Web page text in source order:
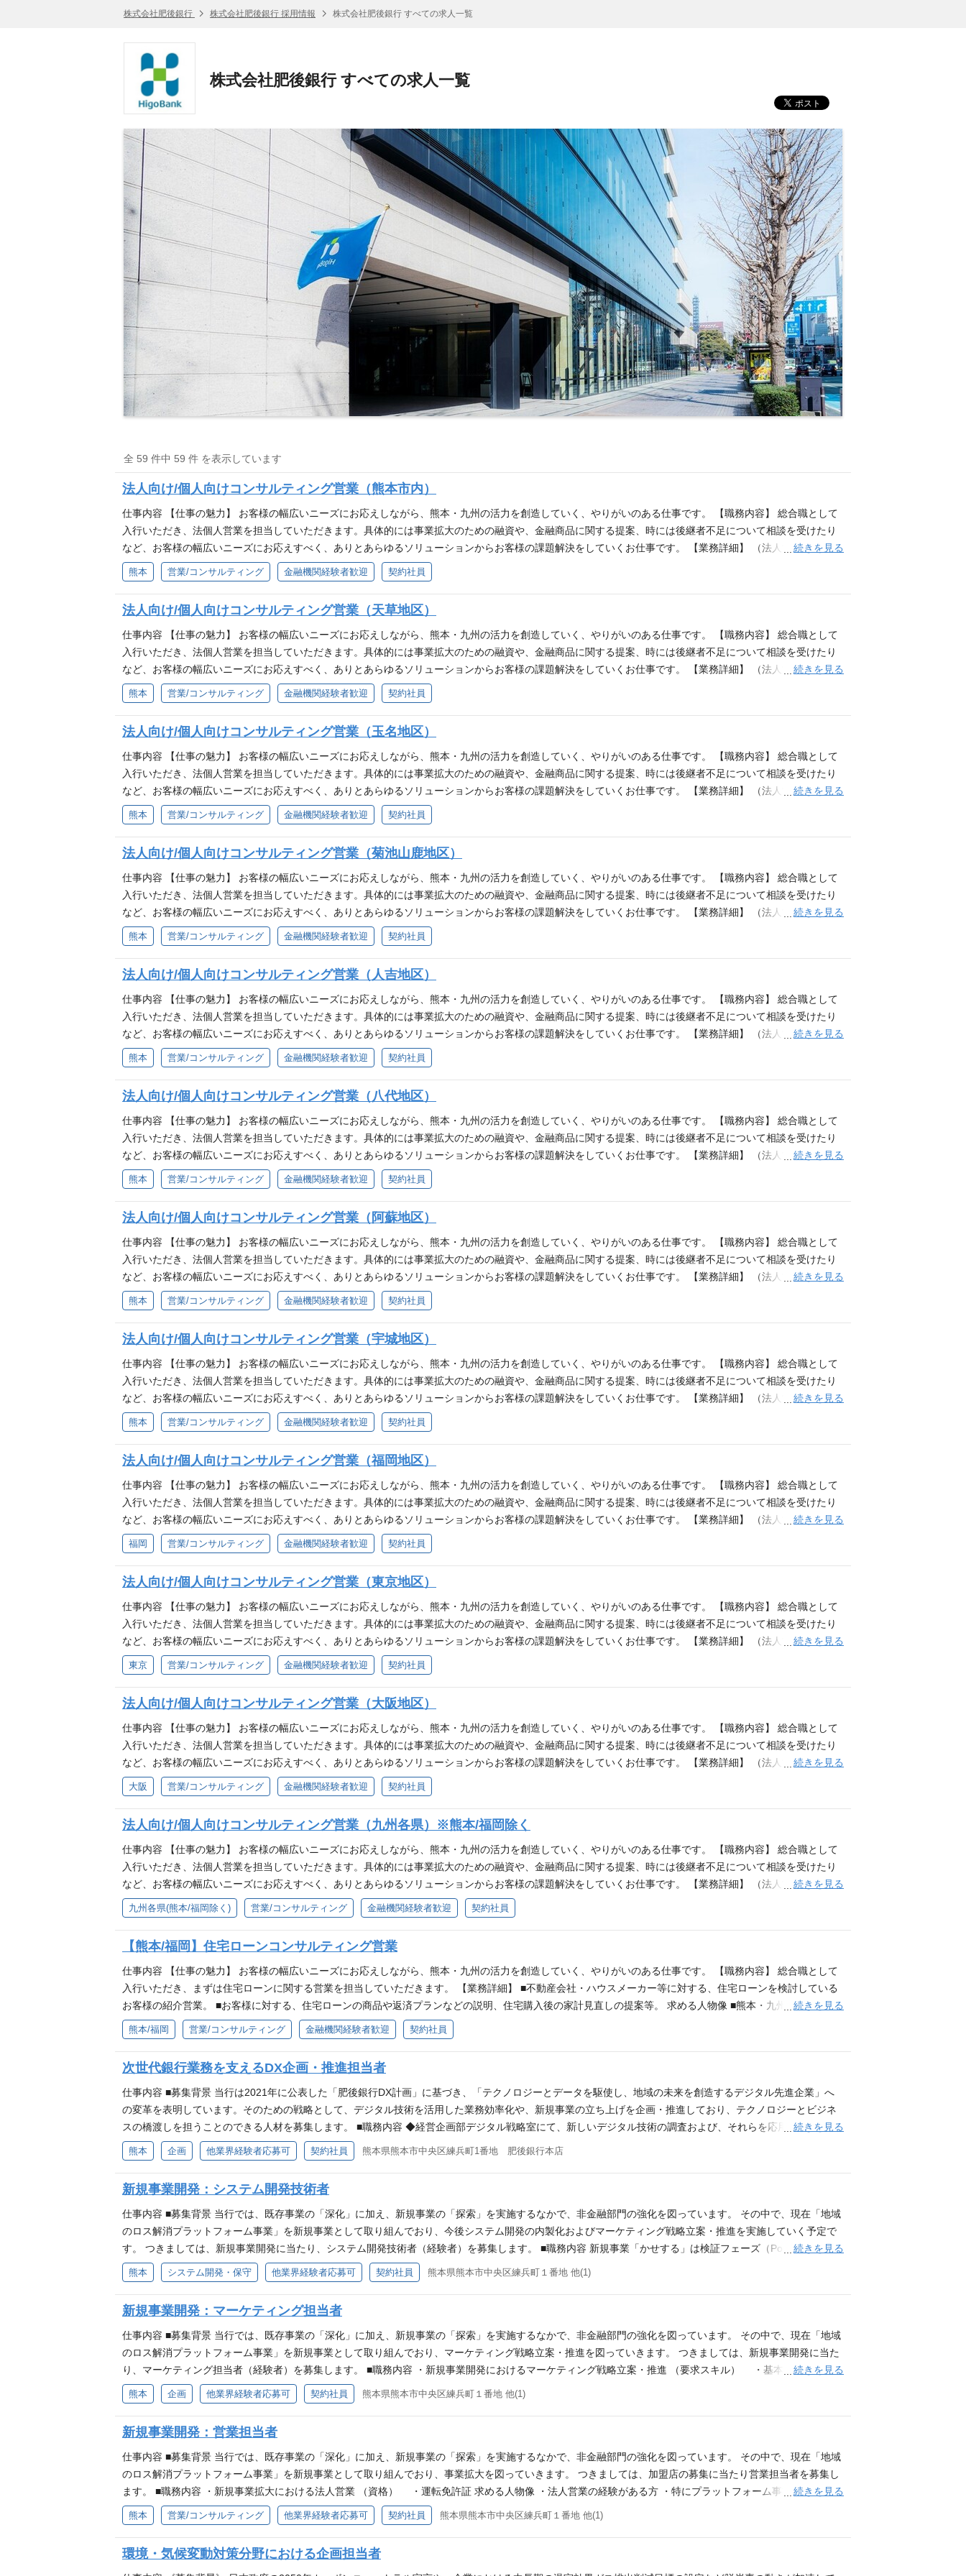
株式会社肥後銀行 株式会社肥後銀行 採用情報 株式会社肥後銀行 すべての求人一覧
株式会社肥後銀行 すべての求人一覧
全 59 件中 59 件 を表示しています
法人向け/個人向けコンサルティング営業（熊本市内）
仕事内容 【仕事の魅力】 お客様の幅広いニーズにお応えしながら、熊本・九州の活力を創造していく、やりがいのある仕事です。 【職務内容】 総合職として
入行いただき、法個人営業を担当していただきます。具体的には事業拡大のための融資や、金融商品に関する提案、時には後継者不足について相談を受けたり
など、お客様の幅広いニーズにお応えすべく、ありとあらゆるソリューションからお客様の課題解決をしていくお仕事です。 【業務詳細】 （法人営業) ■中小
企業に対する融資・外為・為替・預金取引の推進。 ■貸出先の財務分析、案件稟議作成、コンサルティング提案等の与信業務。 ■法人オーナー、地権者等への預
貸金営業・M＆Aや事業承継等のコンサルティング提案業務。 （個人営業） ■預り資産営業（預金獲得、口座開設 等） ■投資信託・生命保険・年金保険等の販
求める人物像 ■熊本・九州を元気にしたい方 ■時代の変化に柔軟に対応できる方 ■これまでに培った経験、スキルを発信できる方 ■成長意欲の高い方
続きを見る
熊本 営業/コンサルティング 金融機関経験者歓迎 契約社員
法人向け/個人向けコンサルティング営業（天草地区）
仕事内容 【仕事の魅力】 お客様の幅広いニーズにお応えしながら、熊本・九州の活力を創造していく、やりがいのある仕事です。 【職務内容】 総合職として
入行いただき、法個人営業を担当していただきます。具体的には事業拡大のための融資や、金融商品に関する提案、時には後継者不足について相談を受けたり
など、お客様の幅広いニーズにお応えすべく、ありとあらゆるソリューションからお客様の課題解決をしていくお仕事です。 【業務詳細】 （法人営業) ■中小
企業に対する融資・外為・為替・預金取引の推進。 ■貸出先の財務分析、案件稟議作成、コンサルティング提案等の与信業務。 ■法人オーナー、地権者等への預
貸金営業・M＆Aや事業承継等のコンサルティング提案業務。 （個人営業） ■預り資産営業（預金獲得、口座開設 等） ■投資信託・生命保険・年金保険等の販
求める人物像 ■熊本・九州を元気にしたい方 ■時代の変化に柔軟に対応できる方 ■これまでに培った経験、スキルを発信できる方 ■成長意欲の高い方
続きを見る
熊本 営業/コンサルティング 金融機関経験者歓迎 契約社員
法人向け/個人向けコンサルティング営業（玉名地区）
仕事内容 【仕事の魅力】 お客様の幅広いニーズにお応えしながら、熊本・九州の活力を創造していく、やりがいのある仕事です。 【職務内容】 総合職として
入行いただき、法個人営業を担当していただきます。具体的には事業拡大のための融資や、金融商品に関する提案、時には後継者不足について相談を受けたり
など、お客様の幅広いニーズにお応えすべく、ありとあらゆるソリューションからお客様の課題解決をしていくお仕事です。 【業務詳細】 （法人営業) ■中小
企業に対する融資・外為・為替・預金取引の推進。 ■貸出先の財務分析、案件稟議作成、コンサルティング提案等の与信業務。 ■法人オーナー、地権者等への預
貸金営業・M＆Aや事業承継等のコンサルティング提案業務。 （個人営業） ■預り資産営業（預金獲得、口座開設 等） ■投資信託・生命保険・年金保険等の販
求める人物像 ■熊本・九州を元気にしたい方 ■時代の変化に柔軟に対応できる方 ■これまでに培った経験、スキルを発信できる方 ■成長意欲の高い方
続きを見る
熊本 営業/コンサルティング 金融機関経験者歓迎 契約社員
法人向け/個人向けコンサルティング営業（菊池山鹿地区）
仕事内容 【仕事の魅力】 お客様の幅広いニーズにお応えしながら、熊本・九州の活力を創造していく、やりがいのある仕事です。 【職務内容】 総合職として
入行いただき、法個人営業を担当していただきます。具体的には事業拡大のための融資や、金融商品に関する提案、時には後継者不足について相談を受けたり
など、お客様の幅広いニーズにお応えすべく、ありとあらゆるソリューションからお客様の課題解決をしていくお仕事です。 【業務詳細】 （法人営業) ■中小
企業に対する融資・外為・為替・預金取引の推進。 ■貸出先の財務分析、案件稟議作成、コンサルティング提案等の与信業務。 ■法人オーナー、地権者等への預
貸金営業・M＆Aや事業承継等のコンサルティング提案業務。 （個人営業） ■預り資産営業（預金獲得、口座開設 等） ■投資信託・生命保険・年金保険等の販
求める人物像 ■熊本・九州を元気にしたい方 ■時代の変化に柔軟に対応できる方 ■これまでに培った経験、スキルを発信できる方 ■成長意欲の高い方
続きを見る
熊本 営業/コンサルティング 金融機関経験者歓迎 契約社員
法人向け/個人向けコンサルティング営業（人吉地区）
仕事内容 【仕事の魅力】 お客様の幅広いニーズにお応えしながら、熊本・九州の活力を創造していく、やりがいのある仕事です。 【職務内容】 総合職として
入行いただき、法個人営業を担当していただきます。具体的には事業拡大のための融資や、金融商品に関する提案、時には後継者不足について相談を受けたり
など、お客様の幅広いニーズにお応えすべく、ありとあらゆるソリューションからお客様の課題解決をしていくお仕事です。 【業務詳細】 （法人営業) ■中小
企業に対する融資・外為・為替・預金取引の推進。 ■貸出先の財務分析、案件稟議作成、コンサルティング提案等の与信業務。 ■法人オーナー、地権者等への預
貸金営業・M＆Aや事業承継等のコンサルティング提案業務。 （個人営業） ■預り資産営業（預金獲得、口座開設 等） ■投資信託・生命保険・年金保険等の販
求める人物像 ■熊本・九州を元気にしたい方 ■時代の変化に柔軟に対応できる方 ■これまでに培った経験、スキルを発信できる方 ■成長意欲の高い方
続きを見る
熊本 営業/コンサルティング 金融機関経験者歓迎 契約社員
法人向け/個人向けコンサルティング営業（八代地区）
仕事内容 【仕事の魅力】 お客様の幅広いニーズにお応えしながら、熊本・九州の活力を創造していく、やりがいのある仕事です。 【職務内容】 総合職として
入行いただき、法個人営業を担当していただきます。具体的には事業拡大のための融資や、金融商品に関する提案、時には後継者不足について相談を受けたり
など、お客様の幅広いニーズにお応えすべく、ありとあらゆるソリューションからお客様の課題解決をしていくお仕事です。 【業務詳細】 （法人営業) ■中小
企業に対する融資・外為・為替・預金取引の推進。 ■貸出先の財務分析、案件稟議作成、コンサルティング提案等の与信業務。 ■法人オーナー、地権者等への預
貸金営業・M＆Aや事業承継等のコンサルティング提案業務。 （個人営業） ■預り資産営業（預金獲得、口座開設 等） ■投資信託・生命保険・年金保険等の販
求める人物像 ■熊本・九州を元気にしたい方 ■時代の変化に柔軟に対応できる方 ■これまでに培った経験、スキルを発信できる方 ■成長意欲の高い方
続きを見る
熊本 営業/コンサルティング 金融機関経験者歓迎 契約社員
法人向け/個人向けコンサルティング営業（阿蘇地区）
仕事内容 【仕事の魅力】 お客様の幅広いニーズにお応えしながら、熊本・九州の活力を創造していく、やりがいのある仕事です。 【職務内容】 総合職として
入行いただき、法個人営業を担当していただきます。具体的には事業拡大のための融資や、金融商品に関する提案、時には後継者不足について相談を受けたり
など、お客様の幅広いニーズにお応えすべく、ありとあらゆるソリューションからお客様の課題解決をしていくお仕事です。 【業務詳細】 （法人営業) ■中小
企業に対する融資・外為・為替・預金取引の推進。 ■貸出先の財務分析、案件稟議作成、コンサルティング提案等の与信業務。 ■法人オーナー、地権者等への預
貸金営業・M＆Aや事業承継等のコンサルティング提案業務。 （個人営業） ■預り資産営業（預金獲得、口座開設 等） ■投資信託・生命保険・年金保険等の販
求める人物像 ■熊本・九州を元気にしたい方 ■時代の変化に柔軟に対応できる方 ■これまでに培った経験、スキルを発信できる方 ■成長意欲の高い方
続きを見る
熊本 営業/コンサルティング 金融機関経験者歓迎 契約社員
法人向け/個人向けコンサルティング営業（宇城地区）
仕事内容 【仕事の魅力】 お客様の幅広いニーズにお応えしながら、熊本・九州の活力を創造していく、やりがいのある仕事です。 【職務内容】 総合職として
入行いただき、法個人営業を担当していただきます。具体的には事業拡大のための融資や、金融商品に関する提案、時には後継者不足について相談を受けたり
など、お客様の幅広いニーズにお応えすべく、ありとあらゆるソリューションからお客様の課題解決をしていくお仕事です。 【業務詳細】 （法人営業) ■中小
企業に対する融資・外為・為替・預金取引の推進。 ■貸出先の財務分析、案件稟議作成、コンサルティング提案等の与信業務。 ■法人オーナー、地権者等への預
貸金営業・M＆Aや事業承継等のコンサルティング提案業務。 （個人営業） ■預り資産営業（預金獲得、口座開設 等） ■投資信託・生命保険・年金保険等の販
求める人物像 ■熊本・九州を元気にしたい方 ■時代の変化に柔軟に対応できる方 ■これまでに培った経験、スキルを発信できる方 ■成長意欲の高い方
続きを見る
熊本 営業/コンサルティング 金融機関経験者歓迎 契約社員
法人向け/個人向けコンサルティング営業（福岡地区）
仕事内容 【仕事の魅力】 お客様の幅広いニーズにお応えしながら、熊本・九州の活力を創造していく、やりがいのある仕事です。 【職務内容】 総合職として
入行いただき、法個人営業を担当していただきます。具体的には事業拡大のための融資や、金融商品に関する提案、時には後継者不足について相談を受けたり
など、お客様の幅広いニーズにお応えすべく、ありとあらゆるソリューションからお客様の課題解決をしていくお仕事です。 【業務詳細】 （法人営業) ■中小
企業に対する融資・外為・為替・預金取引の推進。 ■貸出先の財務分析、案件稟議作成、コンサルティング提案等の与信業務。 ■法人オーナー、地権者等への預
貸金営業・M＆Aや事業承継等のコンサルティング提案業務。 （個人営業） ■預り資産営業（預金獲得、口座開設 等） ■投資信託・生命保険・年金保険等の販
求める人物像 ■熊本・九州を元気にしたい方 ■時代の変化に柔軟に対応できる方 ■これまでに培った経験、スキルを発信できる方 ■成長意欲の高い方
続きを見る
福岡 営業/コンサルティング 金融機関経験者歓迎 契約社員
法人向け/個人向けコンサルティング営業（東京地区）
仕事内容 【仕事の魅力】 お客様の幅広いニーズにお応えしながら、熊本・九州の活力を創造していく、やりがいのある仕事です。 【職務内容】 総合職として
入行いただき、法個人営業を担当していただきます。具体的には事業拡大のための融資や、金融商品に関する提案、時には後継者不足について相談を受けたり
など、お客様の幅広いニーズにお応えすべく、ありとあらゆるソリューションからお客様の課題解決をしていくお仕事です。 【業務詳細】 （法人営業) ■中小
企業に対する融資・外為・為替・預金取引の推進。 ■貸出先の財務分析、案件稟議作成、コンサルティング提案等の与信業務。 ■法人オーナー、地権者等への預
貸金営業・M＆Aや事業承継等のコンサルティング提案業務。 （個人営業） ■預り資産営業（預金獲得、口座開設 等） ■投資信託・生命保険・年金保険等の販
求める人物像 ■熊本・九州を元気にしたい方 ■時代の変化に柔軟に対応できる方 ■これまでに培った経験、スキルを発信できる方 ■成長意欲の高い方
続きを見る
東京 営業/コンサルティング 金融機関経験者歓迎 契約社員
法人向け/個人向けコンサルティング営業（大阪地区）
仕事内容 【仕事の魅力】 お客様の幅広いニーズにお応えしながら、熊本・九州の活力を創造していく、やりがいのある仕事です。 【職務内容】 総合職として
入行いただき、法個人営業を担当していただきます。具体的には事業拡大のための融資や、金融商品に関する提案、時には後継者不足について相談を受けたり
など、お客様の幅広いニーズにお応えすべく、ありとあらゆるソリューションからお客様の課題解決をしていくお仕事です。 【業務詳細】 （法人営業) ■中小
企業に対する融資・外為・為替・預金取引の推進。 ■貸出先の財務分析、案件稟議作成、コンサルティング提案等の与信業務。 ■法人オーナー、地権者等への預
貸金営業・M＆Aや事業承継等のコンサルティング提案業務。 （個人営業） ■預り資産営業（預金獲得、口座開設 等） ■投資信託・生命保険・年金保険等の販
求める人物像 ■熊本・九州を元気にしたい方 ■時代の変化に柔軟に対応できる方 ■これまでに培った経験、スキルを発信できる方 ■成長意欲の高い方
続きを見る
大阪 営業/コンサルティング 金融機関経験者歓迎 契約社員
法人向け/個人向けコンサルティング営業（九州各県）※熊本/福岡除く
仕事内容 【仕事の魅力】 お客様の幅広いニーズにお応えしながら、熊本・九州の活力を創造していく、やりがいのある仕事です。 【職務内容】 総合職として
入行いただき、法個人営業を担当していただきます。具体的には事業拡大のための融資や、金融商品に関する提案、時には後継者不足について相談を受けたり
など、お客様の幅広いニーズにお応えすべく、ありとあらゆるソリューションからお客様の課題解決をしていくお仕事です。 【業務詳細】 （法人営業) ■中小
企業に対する融資・外為・為替・預金取引の推進。 ■貸出先の財務分析、案件稟議作成、コンサルティング提案等の与信業務。 ■法人オーナー、地権者等への預
貸金営業・M＆Aや事業承継等のコンサルティング提案業務。 （個人営業） ■預り資産営業（預金獲得、口座開設 等） ■投資信託・生命保険・年金保険等の販
求める人物像 ■熊本・九州を元気にしたい方 ■時代の変化に柔軟に対応できる方 ■これまでに培った経験、スキルを発信できる方 ■成長意欲の高い方
続きを見る
九州各県(熊本/福岡除く) 営業/コンサルティング 金融機関経験者歓迎 契約社員
【熊本/福岡】住宅ローンコンサルティング営業
仕事内容 【仕事の魅力】 お客様の幅広いニーズにお応えしながら、熊本・九州の活力を創造していく、やりがいのある仕事です。 【職務内容】 総合職として
入行いただき、まずは住宅ローンに関する営業を担当していただきます。 【業務詳細】 ■不動産会社・ハウスメーカー等に対する、住宅ローンを検討している
お客様の紹介営業。 ■お客様に対する、住宅ローンの商品や返済プランなどの説明、住宅購入後の家計見直しの提案等。 求める人物像 ■熊本・九州を元気にし
たい方 ■時代の変化に柔軟に対応できる方 ■これまでに培った経験、スキルを発信できる方 ■成長意欲の高い方
続きを見る
熊本/福岡 営業/コンサルティング 金融機関経験者歓迎 契約社員
次世代銀行業務を支えるDX企画・推進担当者
仕事内容 ■募集背景 当行は2021年に公表した「肥後銀行DX計画」に基づき、「テクノロジーとデータを駆使し、地域の未来を創造するデジタル先進企業」へ
の変革を表明しています。そのための戦略として、デジタル技術を活用した業務効率化や、新規事業の立ち上げを企画・推進しており、テクノロジーとビジネ
スの橋渡しを担うことのできる人材を募集します。 ■職務内容 ◆経営企画部デジタル戦略室にて、新しいデジタル技術の調査および、それらを応用したビジネ
ス企画の立案・運営に携わっていただきます。将来的には左記技術の可能性と、ビジネス価値を最大化する新規事業の立ち上げや、業務効率化を主導して頂く
ことを想定しています。 ◆専門職としての採用となるため、金融機関に所属しながらもデジタル関連領域で一貫したキャリアを形成可能です。 【経営企画部デ
企画 ・新規事業/業務効率化プロジェクトの実行 ・デジタルリテラシー向上のための教育・研修企画 ※システム開発ではなく「デジタル技術を活用したビジネ
ス開発」が主業務となります。 求める人物像 【必須】 （以下のいずれかに該当する方） ◆IT関連企業/事業会社/コンサルティングファーム等での、システム開
発および導入の経験がある方 ◆Tech系スタートアップや、メガベンチャーのR＆Dチームでの機械学習モデル構築経験のある方 ◆その他、デジタル技術を活用
したビジネスプロセスや新規事業の構築経験がある方 ※金融機関での業務経験や、DX企画・推進経験は問いません 【歓迎】 （AIを活用した、以下のいずれか
の経験を有する方） ◆新規事業立ち上げ、またはPoC実施に関与した経験 ◆コンサルティング経験 ◆経営戦略策定・事業計画立案・事業開発経験 （以下の資
格を有する方） ◆IPA高度資格および、E資格等の高度なAI関連資格
続きを見る
熊本 企画 他業界経験者応募可 契約社員 熊本県熊本市中央区練兵町1番地 肥後銀行本店
新規事業開発：システム開発技術者
仕事内容 ■募集背景 当行では、既存事業の「深化」に加え、新規事業の「探索」を実施するなかで、非金融部門の強化を図っています。 その中で、現在「地域
のロス解消プラットフォーム事業」を新規事業として取り組んでおり、今後システム開発の内製化およびマーケティング戦略立案・推進を実施していく予定で
す。 つきましては、新規事業開発に当たり、システム開発技術者（経験者）を募集します。 ■職務内容 新規事業「かせする」は検証フェーズ（PoC）を無事に
終え、ビジネスモデルの確かな手応えを得ました。次なるステージは、このサービスを世の中に広く届ける「本格稼働（スケール）」です。 現在の検証用シス
テムから、次世代コアシステムへの大更改を行います。この最大のターニングポイントをリードし、技術の力で事業の急成長を支える中心メンバーを募集しま
のフィードバックや市場動向に基づいた機能改善、新規機能開発 ・サービスパフォーマンスの監視と改善、スケーラビリティの確保 ・外部ベンダーとの連携・
マネジメント（現在はベンダーに製造を依頼中。今後は内製化へシフト予定） ・新たな技術や開発手法の調査・導入検討（AI、FinTech関連技術など） ※最初
からすべての業務をお任せすることはありません。まずは業務の中からあなたの経験や「やってみたい」と思える分野を1つ～数個選んでスタートして頂きま
す。 （ご参考：検証用システムの開発環境） ・インフラ IaC：AWS CDK CI/CD：G it H ub Actions コンテナ：Docker ・フロントエンド テンプレート：Django
Templates JavaScript：jQuer y 3.5, Vanilla JS ビルド：webpack 5(css-loader, dotenv-webpack) CSS：TailwindCSS 4.1、BEM命名 QR読み取り：@line/liff 2.25
+ LIFF scanCodeV2 ・バックエンド 言語：Python 3.9 フレームワーク：Django 2.2 DB：MySQL8.0 認証：LINEログイン（OAuth） 決済：Stripe LINE メッセ
nage r EventBridge, Step Function s CloudWatch Logs （ポジションの魅力） ▼事業を「創る」技術者へ １．システムを一から構築する最も心躍るフェーズ P
oCで「とにかく早く形にするため」に作ったシステムを、あなたの手でモダンに、美しく作り直すことができます。技術選定の裁量は非常に大きく、エンジニ
アとしての理想を形にできるチャンスです。 ２．新規事業の「第2の創業メンバー」になれる すでに市場のニーズがあることは検証済みです。失敗のリスクを
恐れすぎることなく、「どうやってこの事業を大きく育てるか」というプロダクトの爆発的成長フェーズに当事者としてコミットできます。 ３．社会的インパ
クトをダイレクトに実感 新システムへの切り替えは、そのままサービスの公開・顧客拡大へ直結します。自分が書いたコード、設計したインフラが、社会をど
う変えていくかを最前線で目撃できます。 求める人物像 ・アプリ開発（フロント・バック）の経験がある方 ・特にプラットフォーム事業やスマホアプリの開
発経験がある方 ・明るく、快活でコミュニケーション力が高い方 ※金融機関経験は問わず
続きを見る
熊本 システム開発・保守 他業界経験者応募可 契約社員 熊本県熊本市中央区練兵町１番地 他(1)
新規事業開発：マーケティング担当者
仕事内容 ■募集背景 当行では、既存事業の「深化」に加え、新規事業の「探索」を実施するなかで、非金融部門の強化を図っています。 その中で、現在「地域
のロス解消プラットフォーム事業」を新規事業として取り組んでおり、マーケティング戦略立案・推進を図っていきます。 つきましては、新規事業開発に当た
り、マーケティング担当者（経験者）を募集します。 ■職務内容 ・新規事業開発におけるマーケティング戦略立案・推進 （要求スキル） ・基本的なマーケテ
ィング知識 求める人物像 ・基本的なマーケティングの知識を持ち、かつ実践した経験がある方 （プラットフォーム事業またはWebマーケティングの実践
経験がある場合はなお可） ・コミュニケーション力が高い方 ※金融機関経験は問わず、年齢は40歳以下が望ましい
続きを見る
熊本 企画 他業界経験者応募可 契約社員 熊本県熊本市中央区練兵町１番地 他(1)
新規事業開発：営業担当者
仕事内容 ■募集背景 当行では、既存事業の「深化」に加え、新規事業の「探索」を実施するなかで、非金融部門の強化を図っています。 その中で、現在「地域
のロス解消プラットフォーム事業」を新規事業として取り組んでおり、事業拡大を図っていきます。 つきましては、加盟店の募集に当たり営業担当者を募集し
ます。 ■職務内容 ・新規事業拡大における法人営業 （資格） ・運転免許証 求める人物像 ・法人営業の経験がある方 ・特にプラットフォーム事業やスマホア
プリの営業経験がある方 ・コミュニケーション力が高い方 ※金融機関経験は問わず、年齢は40歳以下が望ましい
続きを見る
熊本 営業/コンサルティング 他業界経験者応募可 契約社員 熊本県熊本市中央区練兵町１番地 他(1)
環境・気候変動対策分野における企画担当者